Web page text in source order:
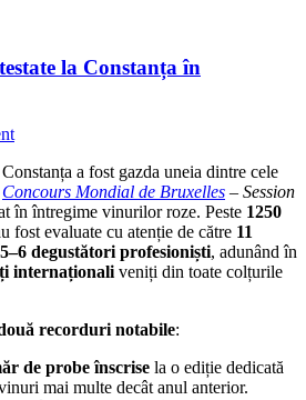
la Constanța în
a fost gazda uneia dintre cele
Concours Mondial de Bruxelles – Session
în întregime vinurilor roze. Peste 1250
fost evaluate cu atenție de către 11
degustători profesioniști, adunând în
internaționaliveniți din toate colțurile
recorduri notabile:
de probe înscrise la o ediție dedicată
mai multe decât anul anterior.